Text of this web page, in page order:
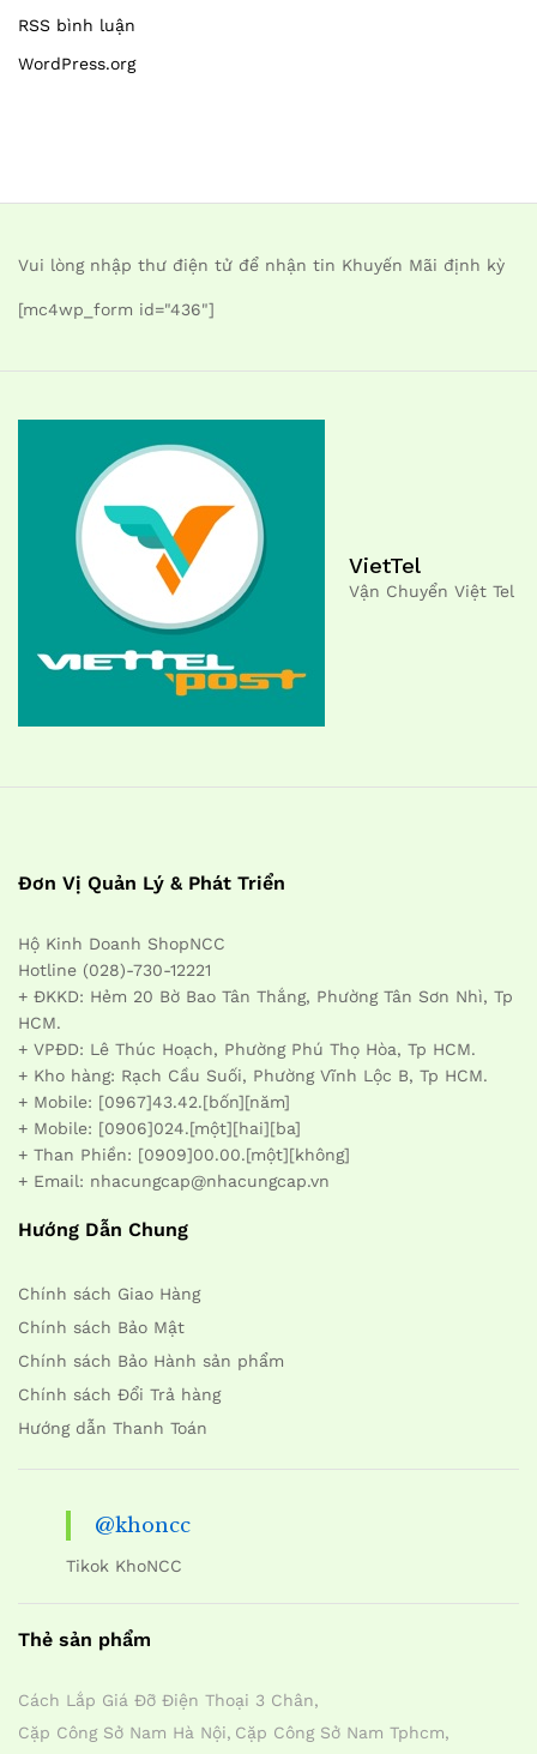
RSS bình luận
WordPress.org
Vui lòng nhập thư điện tử để nhận tin Khuyến Mãi định kỳ
[mc4wp_form id="436"]
VietTel
Vận Chuyển Việt Tel
Đơn Vị Quản Lý & Phát Triển
Hộ Kinh Doanh ShopNCC
Hotline (028)-730-12221
+ ĐKKD: Hẻm 20 Bờ Bao Tân Thắng, Phường Tân Sơn Nhì, Tp
HCM.
+ VPĐD: Lê Thúc Hoạch, Phường Phú Thọ Hòa, Tp HCM.
+ Kho hàng: Rạch Cầu Suối, Phường Vĩnh Lộc B, Tp HCM.
+ Mobile: [0967]43.42.[bốn][năm]
+ Mobile: [0906]024.[một][hai][ba]
+ Than Phiền: [0909]00.00.[một][không]
+ Email: nhacungcap@nhacungcap.vn
Hướng Dẫn Chung
Chính sách Giao Hàng
Chính sách Bảo Mật
Chính sách Bảo Hành sản phẩm
Chính sách Đổi Trả hàng
Hướng dẫn Thanh Toán
@khoncc
Tikok KhoNCC
Thẻ sản phẩm
Cách Lắp Giá Đỡ Điện Thoại 3 Chân
Cặp Công Sở Nam Hà Nội Cặp Công Sở Nam Tphcm